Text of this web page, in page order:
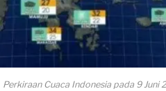
Perkiraan Cuaca Indonesia pada 9